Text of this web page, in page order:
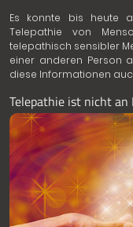
Es konnte bis heute
Telepathie von
telepathisch sensibler
einer anderen Person
diese Informationen
Telepathie ist nicht an